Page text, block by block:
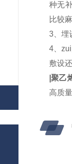
种无
比较
3、埋
4、
敷设
|聚乙
高质